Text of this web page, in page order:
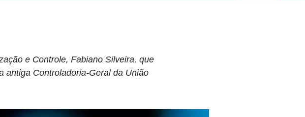
e Controle, Fabiano Silveira, que
antiga Controladoria-Geral da União